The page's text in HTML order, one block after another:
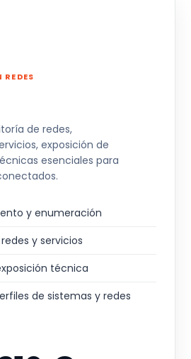
de redes,
exposición de
esenciales para
y enumeración
y servicios
técnica
de sistemas y redes